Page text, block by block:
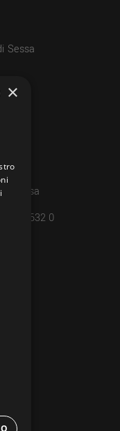
Sessa
Sessa
0632 0
×